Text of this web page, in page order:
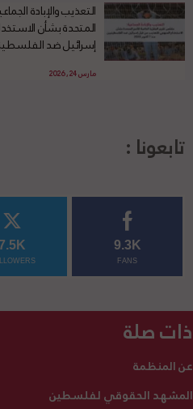
التعذيب والإبادة
المتحدة بشأن
إسرائيل ضد الفلسطينيين منذ
مارس 24, 2026
تابعونا :
9.3K
FANS
7.5K
ذات صلة
عن المنظمة
المشهد الحقوقي لفلسطين